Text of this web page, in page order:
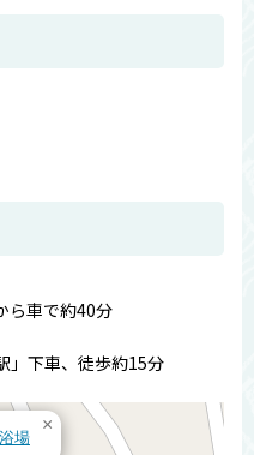
ら車で約40分
下車、徒歩約15分
場
×